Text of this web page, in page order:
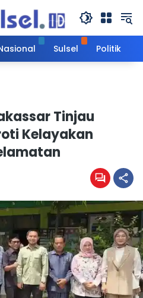
Sulsel Politik
Tinjau
Kelayakan